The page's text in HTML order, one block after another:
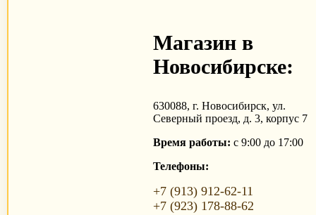
Магазин в
Новосибирске:
630088, г. Новосибирск, ул.
Северный проезд, д. 3, корпус 7
Время работы: с 9:00 до 17:00
Телефоны:
+7 (913) 912-62-11
+7 (923) 178-88-62